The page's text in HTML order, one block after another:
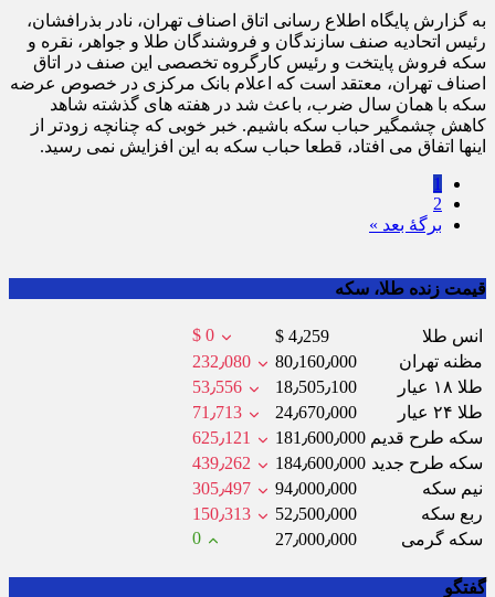
به گزارش پایگاه اطلاع رسانی اتاق اصناف تهران، نادر بذرافشان،
رئیس اتحادیه صنف سازندگان و فروشندگان طلا و جواهر، نقره و
سکه فروش پایتخت و رئیس کارگروه تخصصی این صنف در اتاق
اصناف تهران، معتقد است که اعلام بانک مرکزی در خصوص عرضه
سکه با همان سال ضرب، باعث شد در هفته های گذشته شاهد
کاهش چشمگیر حباب سکه باشیم. خبر خوبی که چنانچه زودتر از
اینها اتفاق می افتاد، قطعا حباب سکه به این افزایش نمی رسید.
1
2
برگهٔ بعد »
قیمت زنده طلا، سکه
انس طلا $ 4٫259
$ 0
مظنه تهران
80٫160٫000
232٫080
طلا ۱۸ عیار
18٫505٫100
53٫556
طلا ۲۴ عیار
24٫670٫000
71٫713
سکه طرح قدیم 181٫600٫000
625٫121
سکه طرح جدید 184٫600٫000
439٫262
نیم سکه
94٫000٫000
305٫497
ربع سکه
52٫500٫000
150٫313
سکه گرمی
27٫000٫000 0
گفتگو